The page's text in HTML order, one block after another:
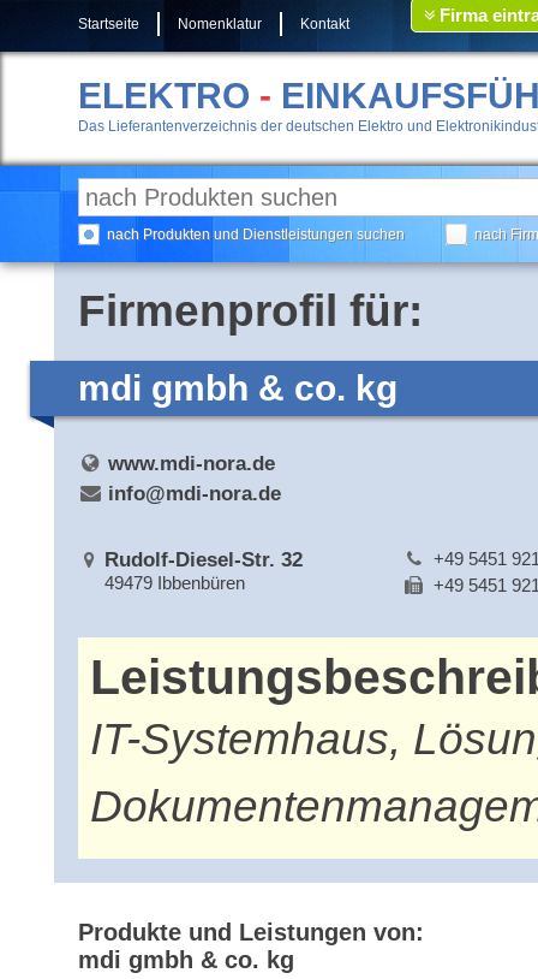
Startseite Nomenklatur Kontakt Firma
ELEKTRO -
Das Lieferantenverzeichnis der deutschen Elektro und
nach Produkten und Dienstleistungen suchen nach
Firmenprofil für:
mdi gmbh & co. kg
www.mdi-nora.de
info@mdi-nora.de
Rudolf-Diesel-Str. 32
49479 Ibbenbüren
+49 5451
+49 5451
IT-Systemhaus,
Produkte und Leistungen von:
mdi gmbh & co. kg